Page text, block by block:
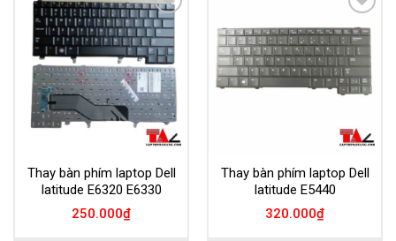
Add to
Wishlist
Thay bàn phím laptop Dell
latitude E6320 E6330
250.000₫
Add to
Wishlist
Thay bàn phím laptop Dell
latitude E5440
320.000₫